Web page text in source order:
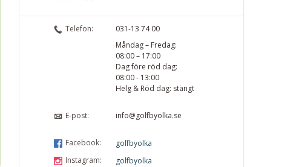
Telefon:
031-13 74 00
Måndag – Fredag:
08:00 – 17:00
Dag före röd dag:
08:00 - 13:00
Helg & Röd dag: stängt
E-post: info@golfbyolka.se
Facebook:
golfbyolka
Instagram:
golfbyolka